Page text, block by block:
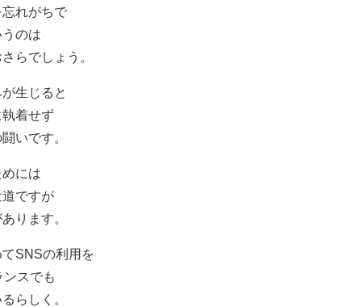
れがちで
のは
らでしょう。
生じると
着せず
いです。
には
ですが
ります。
SNSの利用を
スでも
らしく。